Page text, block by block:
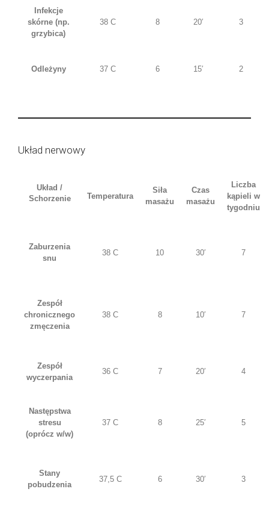
Infekcje
skórne (np.
grzybica)
38 C 8 20′ 3
Odleżyny 37 C 6 15′ 2
Układ nerwowy
Układ /
Schorzenie
Temperatura
Siła
masażu
Czas
masażu
Liczba
kąpieli w
tygodniu
Zaburzenia
snu
38 C 10 30′ 7
Zespół
chronicznego
zmęczenia
38 C 8 10′ 7
Zespół
wyczerpania
36 C 7 20′ 4
Następstwa
stresu
(oprócz w/w)
37 C 8 25′ 5
Stany
pobudzenia
37,5 C 6 30′ 3